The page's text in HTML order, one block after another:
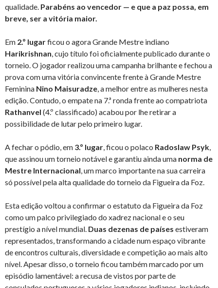
qualidade. Parabéns ao vencedor — e que a paz possa, em
breve, ser a vitória maior.
Em 2.º lugarficou o agora Grande Mestre indiano
Harikrishnan, cujo título foi oficialmente publicado durante o
torneio. O jogador realizou uma campanha brilhante e fechou a
prova com uma vitória convincente frente à Grande Mestre
Feminina Nino Maisuradze, a melhor entre as mulheres nesta
edição. Contudo, o empate na 7.ª ronda frente ao compatriota
Rathanvel (4.º classificado) acabou por lhe retirar a
possibilidade de lutar pelo primeiro lugar.
A fechar o pódio, em 3.º lugar, ficou o polaco Radoslaw Psyk,
que assinou um torneio notável e garantiu ainda uma norma de
Mestre Internacional, um marco importante na sua carreira
só possível pela alta qualidade do torneio da Figueira da Foz.
Esta edição voltou a confirmar o estatuto da Figueira da Foz
como um palco privilegiado do xadrez nacional e o seu
prestígio a nível mundial. Duas dezenas de países estiveram
representados, transformando a cidade num espaço vibrante
de encontros culturais, diversidade e competição ao mais alto
nível. Apesar disso, o torneio ficou também marcado por um
episódio lamentável: a recusa de vistos por parte de